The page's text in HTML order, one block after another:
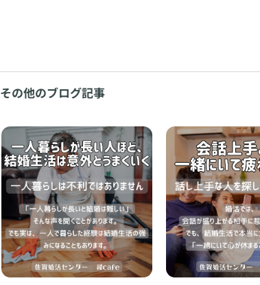
その他のブログ記事